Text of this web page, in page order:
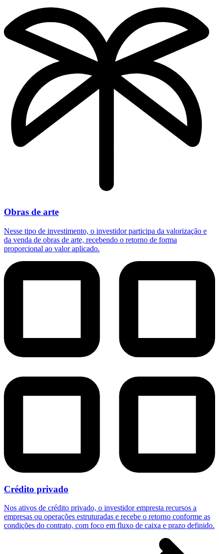
Obras de arte
Nesse tipo de investimento, o investidor participa da valorização e
da venda de obras de arte, recebendo o retorno de forma
proporcional ao valor aplicado.
Crédito privado
Nos ativos de crédito privado, o investidor empresta recursos a
empresas ou operações estruturadas e recebe o retorno conforme as
condições do contrato, com foco em fluxo de caixa e prazo definido.